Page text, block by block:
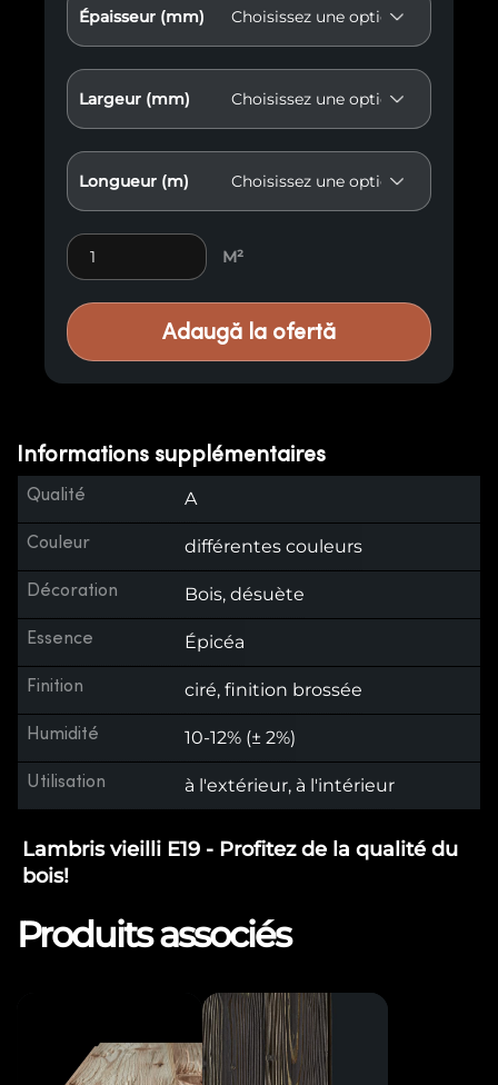
Épaisseur (mm)
Largeur (mm)
Longueur (m)
Lambris vieilli E19 quantity
M²
Adaugă la ofertă
Informations supplémentaires
Qualité A
Couleur différentes couleurs
Décoration Bois, désuète
Essence Épicéa
Finition ciré, finition brossée
Humidité 10-12% (± 2%)
Utilisation à l'extérieur, à l'intérieur
Lambris vieilli E19 - Profitez de la qualité du
bois!
Produits associés